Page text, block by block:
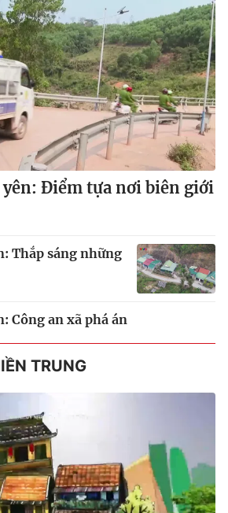
Điểm tựa nơi biên giới
Thắp sáng những
Công an xã phá án
TRUNG